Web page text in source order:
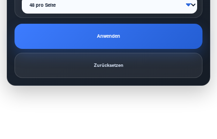
Anwenden
Zurücksetzen